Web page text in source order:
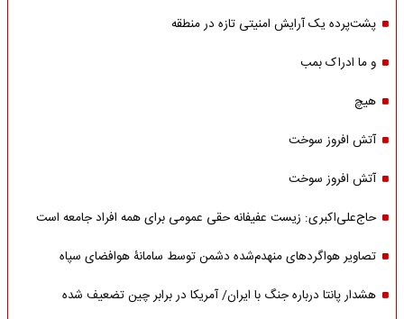
پشت‌پرده یک آرایش امنیتی تازه در منطقه
و ما ادراک بمب
هیچ
آتش افروز سوخت
آتش افروز سوخت
حاج‌علی‌اکبری: زیست عفیفانه حقی عمومی برای همه افراد جامعه است
تصاویر هواگردهای منهدم‌شده دشمن توسط سامانۀ هوافضای سپاه
هشدار پانتا درباره جنگ با ایران/ آمریکا در برابر چین تضعیف شده